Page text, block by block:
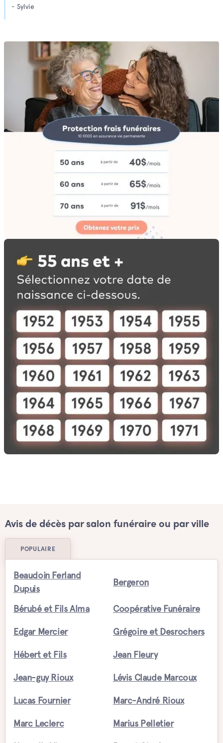
- Sylvie
Avis de décès par salon funéraire ou par ville
POPULAIRE
Beaudoin Ferland
Dupuis
Bergeron
Bérubé et Fils Alma Coopérative Funéraire
Edgar Mercier Grégoire et Desrochers
Hébert et Fils Jean Fleury
Jean-guy Rioux Lévis Claude Marcoux
Lucas Fournier Marc-André Rioux
Marc Leclerc Marius Pelletier